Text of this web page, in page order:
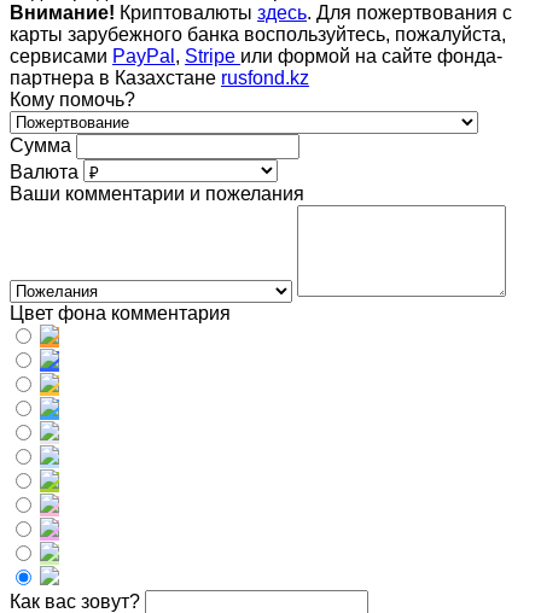
Внимание! Криптовалюты здесь. Для пожертвования с
карты зарубежного банка воспользуйтесь, пожалуйста,
сервисами PayPal , Stripe или формой на сайте фонда-
партнера в Казахстане rusfond.kz
Кому помочь?
Сумма
Валюта
Ваши комментарии и пожелания
Цвет фона комментария
Как вас зовут?